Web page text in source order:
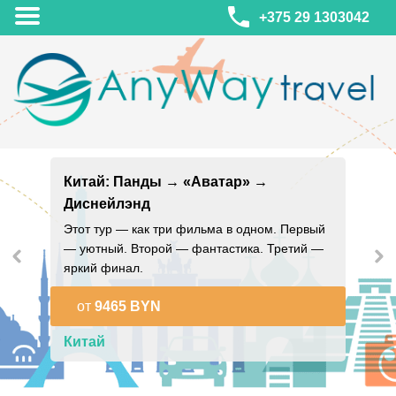
+375 29 1303042
ул. Леонида Беды, 45-547
смотреть на карте
МИНСК
Турагентство Coral Travel
ул. Притыцкого 156/1 пом.37
ул. Скрыганова 4б пом.487
смотреть на карте
Китай: Панды → «Аватар» →
Диснейлэнд
Этот тур — как три фильма в одном. Первый
— уютный. Второй — фантастика. Третий —
яркий финал.
от 9465 BYN
Китай